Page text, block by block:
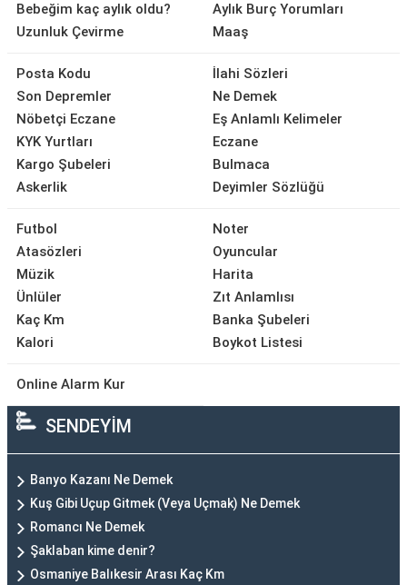
Bebeğim kaç aylık oldu?
Uzunluk Çevirme
Aylık Burç Yorumları
Maaş
Posta Kodu
Son Depremler
Nöbetçi Eczane
KYK Yurtları
Kargo Şubeleri
Askerlik
İlahi Sözleri
Ne Demek
Eş Anlamlı Kelimeler
Eczane
Bulmaca
Deyimler Sözlüğü
Futbol
Atasözleri
Müzik
Ünlüler
Kaç Km
Kalori
Noter
Oyuncular
Harita
Zıt Anlamlısı
Banka Şubeleri
Boykot Listesi
Online Alarm Kur
SENDEYİM
Banyo Kazanı Ne Demek
Kuş Gibi Uçup Gitmek (Veya Uçmak) Ne Demek
Romancı Ne Demek
Şaklaban kime denir?
Osmaniye Balıkesir Arası Kaç Km